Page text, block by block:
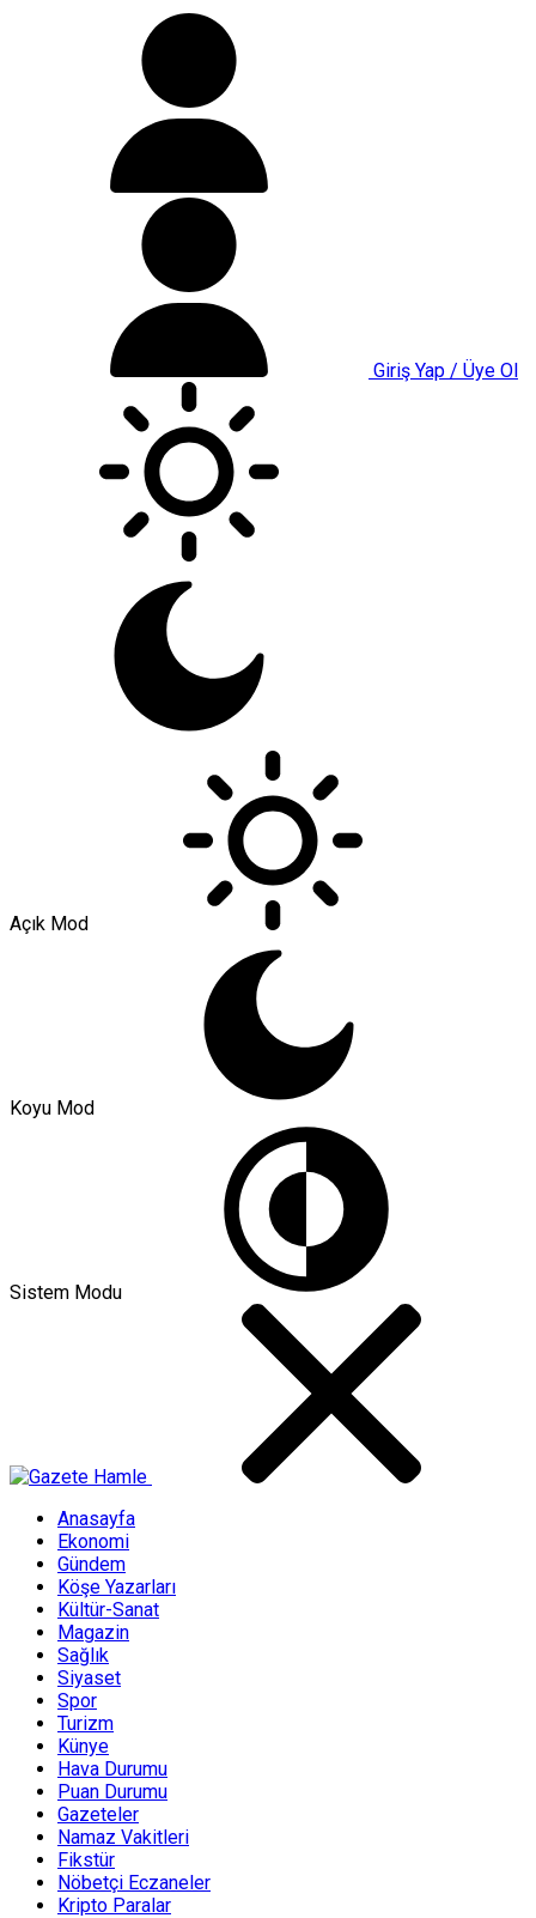
Giriş Yap / Üye Ol
Açık Mod
Koyu Mod
Sistem Modu
Anasayfa
Ekonomi
Gündem
Köşe Yazarları
Kültür-Sanat
Magazin
Sağlık
Siyaset
Spor
Turizm
Künye
Hava Durumu
Puan Durumu
Gazeteler
Namaz Vakitleri
Fikstür
Nöbetçi Eczaneler
Kripto Paralar